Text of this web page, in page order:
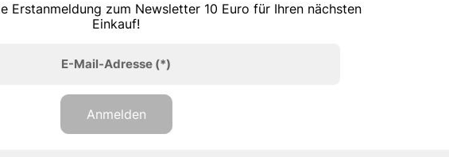
Erstanmeldung zum Newsletter 10 Euro für Ihren nächsten
Einkauf!
E-Mail-Adresse(*)
Anmelden